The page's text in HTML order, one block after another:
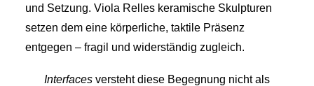
und Setzung. Viola Relles keramische Skulpturen
setzen dem eine körperliche, taktile Präsenz
entgegen – fragil und widerständig zugleich.
Interfaces versteht diese Begegnung nicht als